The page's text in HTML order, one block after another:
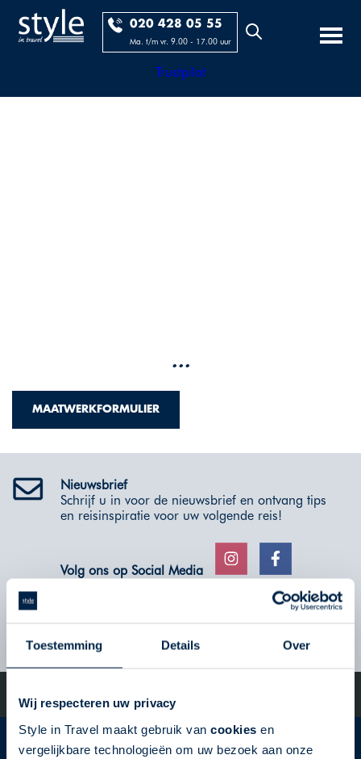
Toestemming Details Over
Wij respecteren uw privacy
Style in Travel maakt gebruik van cookies en
vergelijkbare technologieën om uw bezoek aan onze
020 428 05 55
Ma. t/m vr. 9.00 - 17.00 uur
Trustpilot
...
MAATWERKFORMULIER
Nieuwsbrief
Schrijf u in voor de nieuwsbrief en ontvang tips
en reisinspiratie voor uw volgende reis!
Volg ons op Social Media
gebied van fly-drives en roadtrips
Style in Travel